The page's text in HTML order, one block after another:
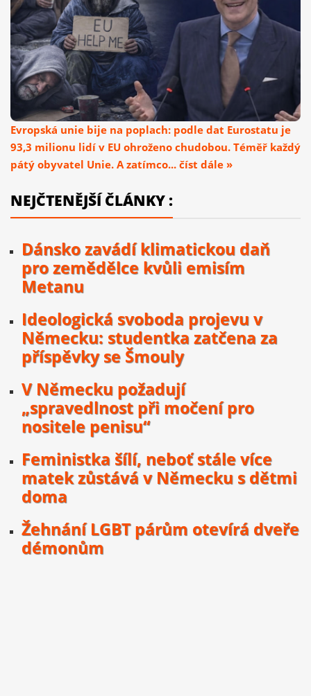
Evropská unie bije na poplach: podle dat Eurostatu je
93,3 milionu lidí v EU ohroženo chudobou. Téměř každý
pátý obyvatel Unie. A zatímco... číst dále »
NEJČTENĚJŠÍ ČLÁNKY :
Dánsko zavádí klimatickou daň
pro zemědělce kvůli emisím
Metanu
Ideologická svoboda projevu v
Německu: studentka zatčena za
příspěvky se Šmouly
V Německu požadují
„spravedlnost při močení pro
nositele penisu“
Feministka šílí, neboť stále více
matek zůstává v Německu s dětmi
doma
Žehnání LGBT párům otevírá dveře
démonům